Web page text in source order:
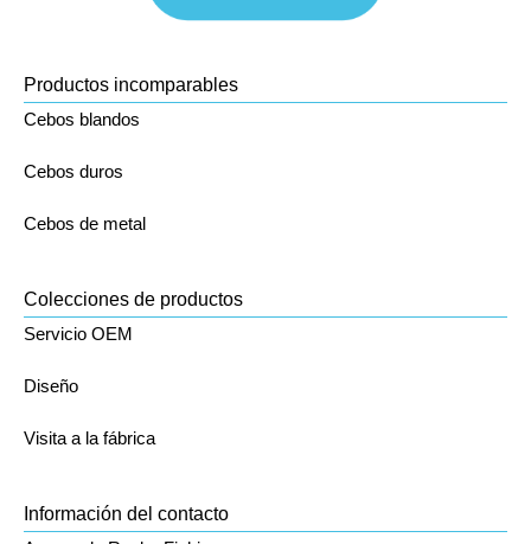
Productos incomparables
Cebos blandos
Cebos duros
Cebos de metal
Colecciones de productos
Servicio OEM
Diseño
Visita a la fábrica
Información del contacto